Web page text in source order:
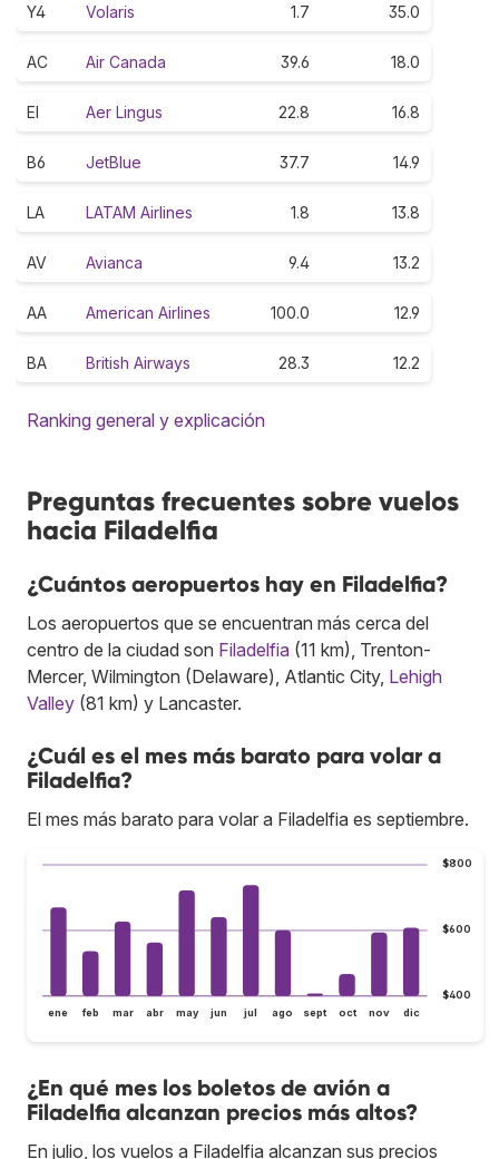
Y4 Volaris 1.7 35.0
AC Air Canada 39.6 18.0
EI Aer Lingus 22.8 16.8
B6 JetBlue 37.7 14.9
LA LATAM Airlines 1.8 13.8
AV Avianca 9.4 13.2
AA American Airlines 100.0 12.9
BA British Airways 28.3 12.2
Ranking general y explicación
Preguntas frecuentes sobre vuelos
hacia Filadelfia
¿Cuántos aeropuertos hay en Filadelfia?
Los aeropuertos que se encuentran más cerca del
centro de la ciudad son Filadelfia (11 km), Trenton-
Mercer, Wilmington (Delaware), Atlantic City, Lehigh
Valley (81 km) y Lancaster.
¿Cuál es el mes más barato para volar a
Filadelfia?
El mes más barato para volar a Filadelfia es septiembre.
$400
$600
$800
ene feb mar abr may jun jul ago sept oct nov dic
¿En qué mes los boletos de avión a
Filadelfia alcanzan precios más altos?
En julio, los vuelos a Filadelfia alcanzan sus precios